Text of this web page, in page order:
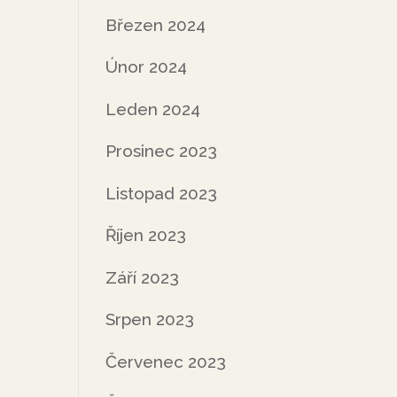
Březen 2024
Únor 2024
Leden 2024
Prosinec 2023
Listopad 2023
Říjen 2023
Září 2023
Srpen 2023
Červenec 2023